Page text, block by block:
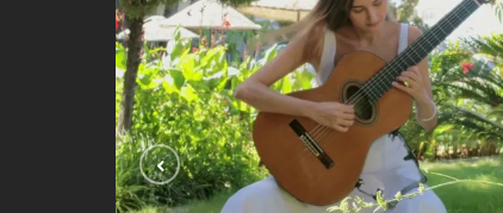
Se Ela Perguntar ( Dilermando
VIDEOLAR